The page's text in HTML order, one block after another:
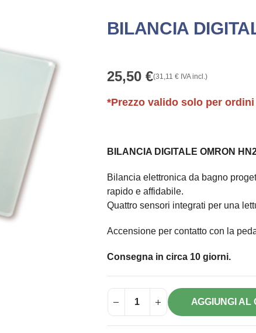
BILANCIA
25,50 €(31,11 €IVA incl.)
*Prezzo valido solo per
BILANCIA DIGITALE OMRON
Bilancia elettronica da bagno
rapido e affidabile.
Quattro sensori integrati per una
Accensione per contatto con la
Consegna in circa 10 giorni.
AGGIUNGI AL